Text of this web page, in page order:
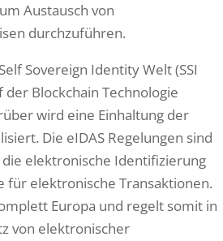
Austausch von
durchzuführen.
Sovereign Identity Welt (SSI
Blockchain Technologie
wird eine Einhaltung der
Die eIDAS Regelungen sind
elektronische Identifizierung
für elektronische Transaktionen.
Europa und regelt somit in
von elektronischer